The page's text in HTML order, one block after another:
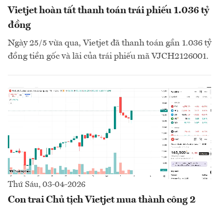
Vietjet hoàn tất thanh toán trái phiếu 1.036 tỷ
đồng
Ngày 25/5 vừa qua, Vietjet đã thanh toán gần 1.036 tỷ
đồng tiền gốc và lãi của trái phiếu mã VJCH2126001.
Thứ Sáu, 03-04-2026
Con trai Chủ tịch Vietjet mua thành công 2